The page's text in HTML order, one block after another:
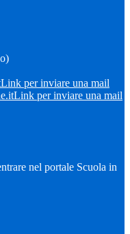
Link per inviare una mail
Link per inviare una mail
nel portale Scuola in